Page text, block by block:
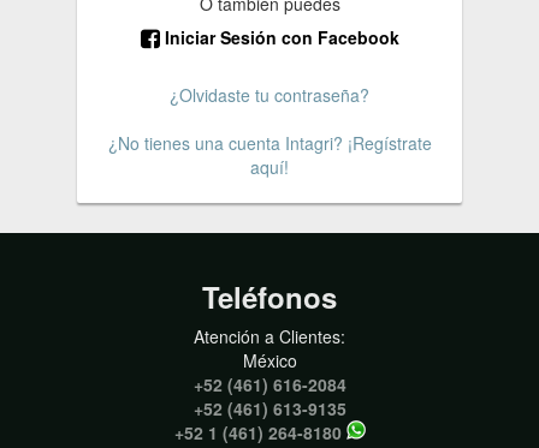
Iniciar Sesión con Facebook
¿Olvidaste tu contraseña?
¿No tienes una cuenta Intagri? ¡Regístrate
aquí!
Teléfonos
Atención a Clientes:
México
+52 (461) 616-2084
+52 (461) 613-9135
+52 1 (461) 264-8180